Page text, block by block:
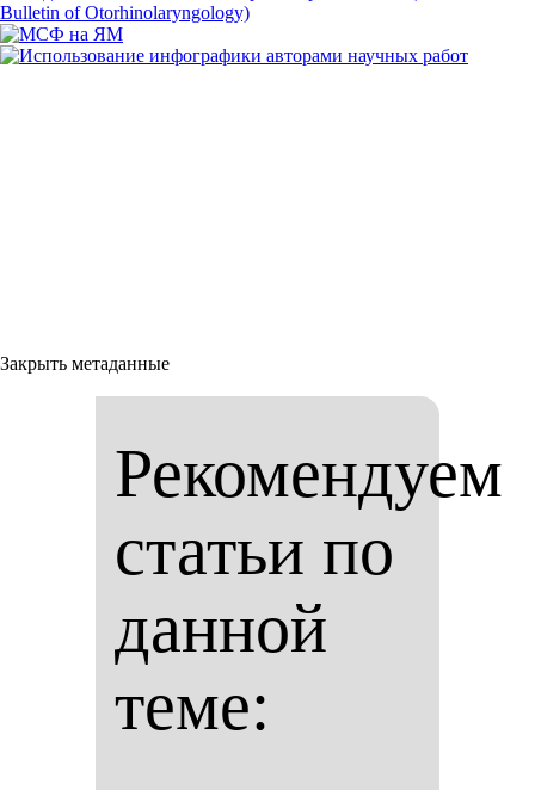
Закрыть метаданные
Рекомендуем
статьи по
данной
теме: